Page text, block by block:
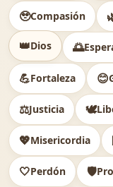
🥹Compasión
👑Dios 🌅
💪Fortaleza 😊
⚖️Justicia 🕊
💖Misericordia
🤍Perdón 🛡️